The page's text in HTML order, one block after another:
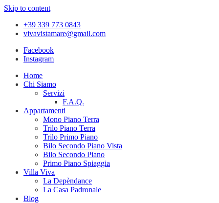
Skip to content
+39 339 773 0843
vivavistamare@gmail.com
Facebook
Instagram
Home
Chi Siamo
Servizi
F.A.Q.
Appartamenti
Mono Piano Terra
Trilo Piano Terra
Trilo Primo Piano
Bilo Secondo Piano Vista
Bilo Secondo Piano
Primo Piano Spiaggia
Villa Viva
La Depèndance
La Casa Padronale
Blog